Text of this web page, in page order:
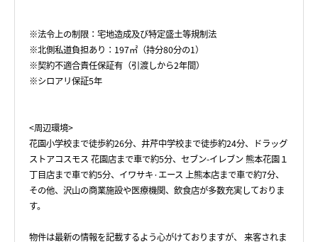
※法令上の制限：宅地造成及び特定盛土等規制法
※北側私道負担あり：197㎡（持分80分の1）
※契約不適合責任保証有（引渡しから2年間）
※シロアリ保証5年
<周辺環境>
花園小学校まで徒歩約26分、井芹中学校まで徒歩約24分、ドラッグ
ストアコスモス 花園店まで車で約5分、セブン-イレブン 熊本花園１
丁目店まで車で約5分、イワサキ·エース 上熊本店まで車で約7分、
その他、沢山の商業施設や医療機関、飲食店が多数充実しておりま
す。
物件は最新の情報を記載するよう心がけておりますが、 来客されま